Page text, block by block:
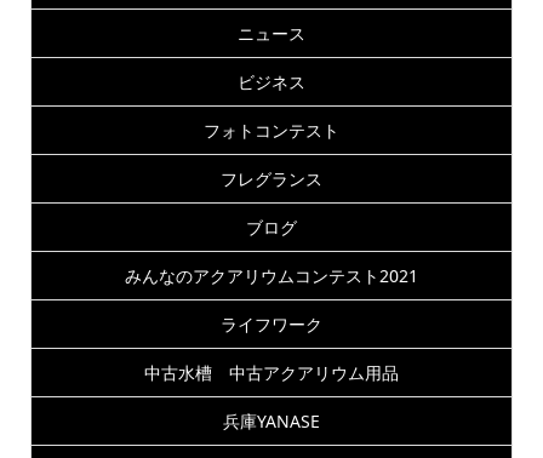
ニュース
ビジネス
フォトコンテスト
フレグランス
ブログ
みんなのアクアリウムコンテスト2021
ライフワーク
中古水槽 中古アクアリウム用品
兵庫YANASE